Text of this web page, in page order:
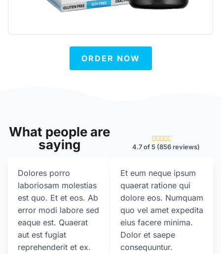
ORDER NOW
What people are
saying
    
4.7 of 5 (856 reviews)
Dolores porro
laboriosam molestias
est quo. Et et eos. Ab
error modi labore sed
eaque est. Quaerat
aut est fugiat
reprehenderit et ex.
Et eum neque ipsum
quaerat ratione qui
dolore eos. Numquam
quo vel amet expedita
eius facere minima.
Dolor et saepe
consequuntur.